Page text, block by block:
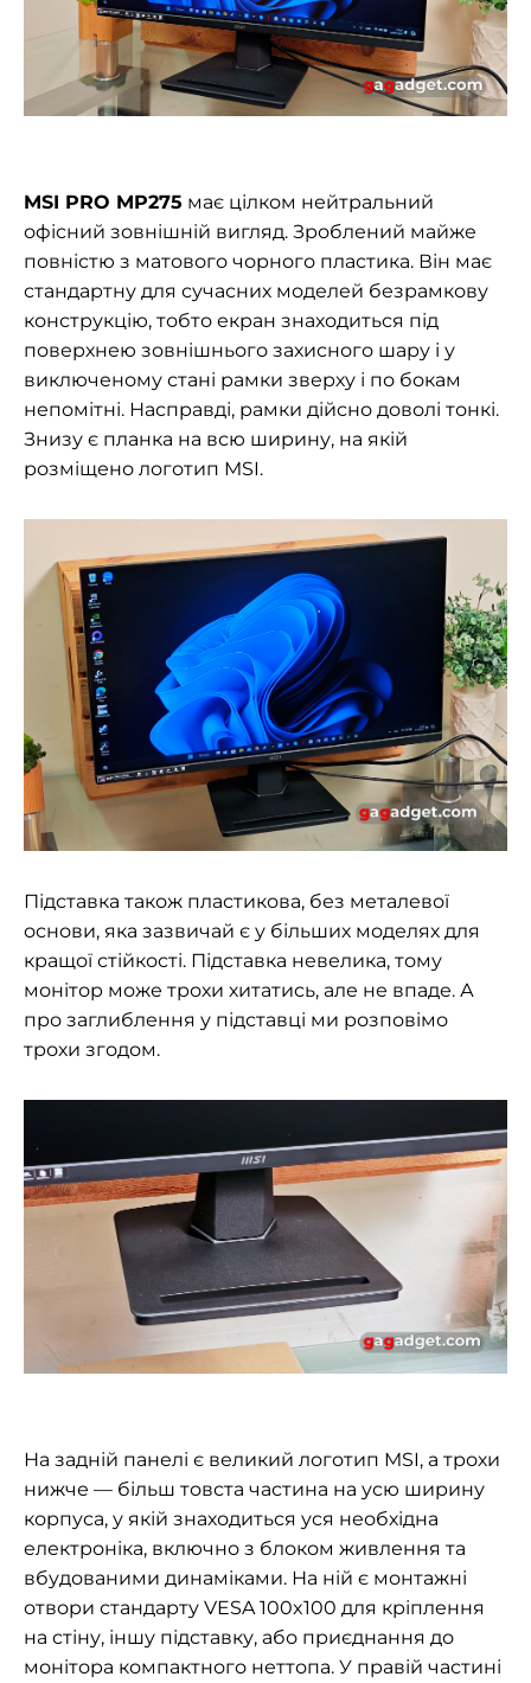
MSI PRO MP275 має цілком нейтральний
офісний зовнішній вигляд. Зроблений майже
повністю з матового чорного пластика. Він має
стандартну для сучасних моделей безрамкову
конструкцію, тобто екран знаходиться під
поверхнею зовнішнього захисного шару і у
виключеному стані рамки зверху і по бокам
непомітні. Насправді, рамки дійсно доволі тонкі.
Знизу є планка на всю ширину, на якій
розміщено логотип MSI.
Підставка також пластикова, без металевої
основи, яка зазвичай є у більших моделях для
кращої стійкості. Підставка невелика, тому
монітор може трохи хитатись, але не впаде. А
про заглиблення у підставці ми розповімо
трохи згодом.
На задній панелі є великий логотип MSI, а трохи
нижче — більш товста частина на усю ширину
корпуса, у якій знаходиться уся необхідна
електроніка, включно з блоком живлення та
вбудованими динаміками. На ній є монтажні
отвори стандарту VESA 100x100 для кріплення
на стіну, іншу підставку, або приєднання до
монітора компактного неттопа. У правій частині